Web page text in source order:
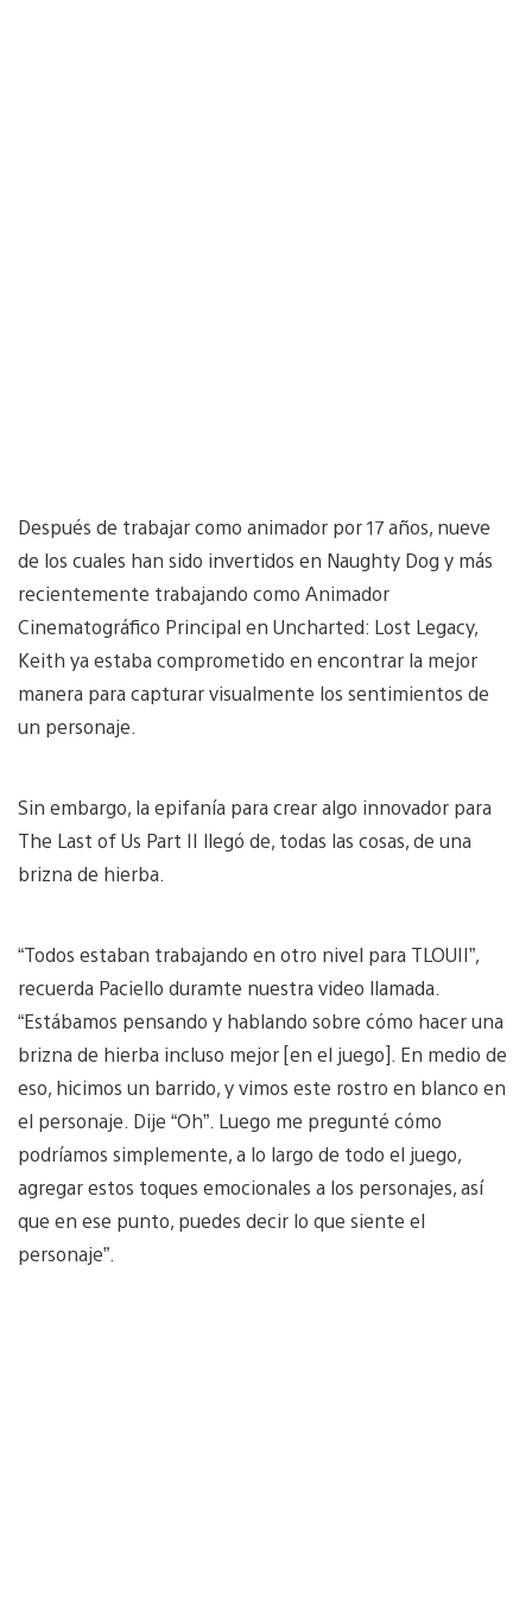
Después de trabajar como animador por 17 años, nueve
de los cuales han sido invertidos en Naughty Dog y más
recientemente trabajando como Animador
Cinematográfico Principal en Uncharted: Lost Legacy,
Keith ya estaba comprometido en encontrar la mejor
manera para capturar visualmente los sentimientos de
un personaje.
Sin embargo, la epifanía para crear algo innovador para
The Last of Us Part II llegó de, todas las cosas, de una
brizna de hierba.
“Todos estaban trabajando en otro nivel para TLOUII”,
recuerda Paciello duramte nuestra video llamada.
“Estábamos pensando y hablando sobre cómo hacer una
brizna de hierba incluso mejor [en el juego]. En medio de
eso, hicimos un barrido, y vimos este rostro en blanco en
el personaje. Dije “Oh”. Luego me pregunté cómo
podríamos simplemente, a lo largo de todo el juego,
agregar estos toques emocionales a los personajes, así
que en ese punto, puedes decir lo que siente el
personaje”.